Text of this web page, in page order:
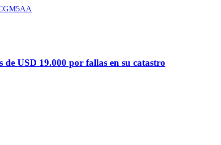
de USD 19.000 por fallas en su catastro